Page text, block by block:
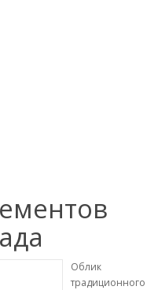
Облик
традиционного